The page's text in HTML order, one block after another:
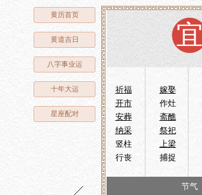
黄历首页
黄道吉日
八字事业运
十年大运
星座配对
宜
祈福 嫁娶
开市
作灶
安葬
斋醮
纳采
祭祀
竖柱
上梁
行丧
捕捉
节气